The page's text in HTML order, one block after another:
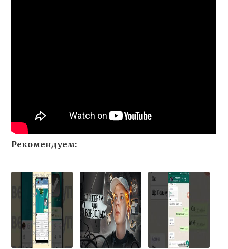
Рекомендуем: